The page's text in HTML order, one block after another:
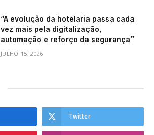
“A evolução da hotelaria passa cada
vez mais pela digitalização,
automação e reforço da segurança”
JULHO 15, 2026
Twitter